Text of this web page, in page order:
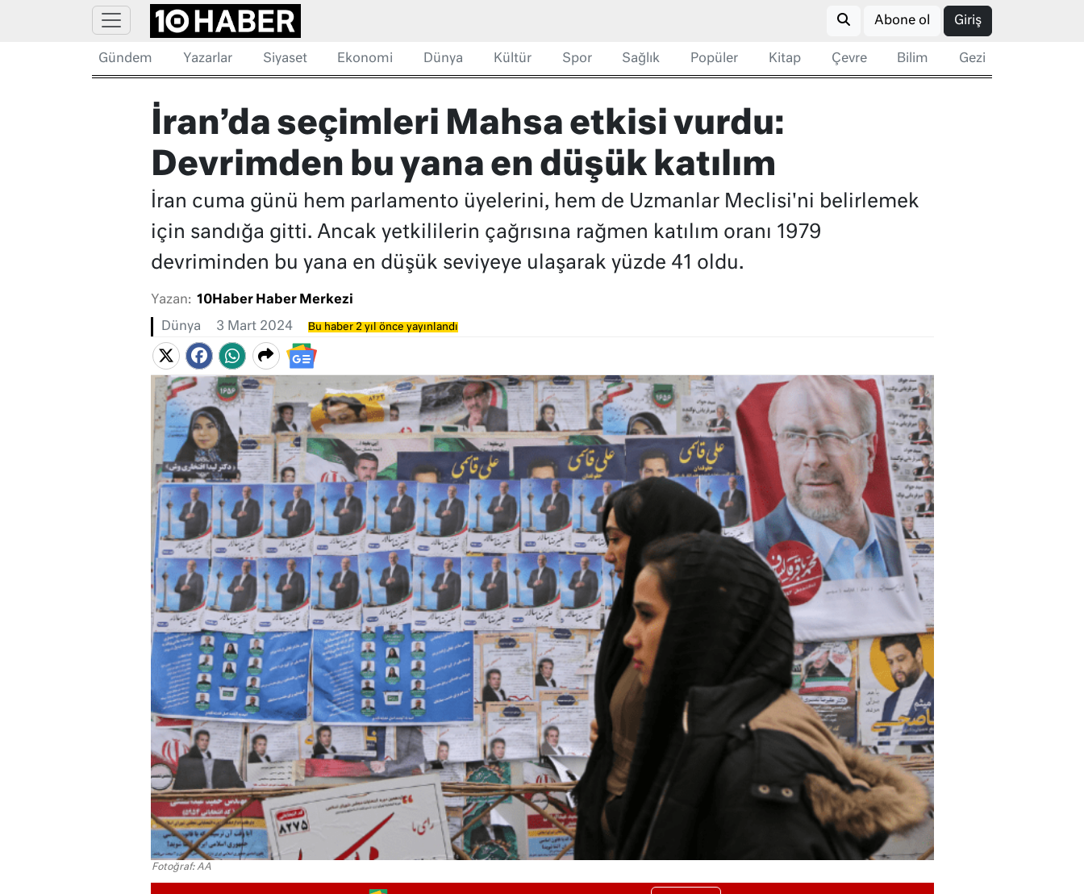
Abone ol Giriş
Gündem Yazarlar Siyaset Ekonomi Dünya Kültür Spor Sağlık Popüler Kitap Çevre Bilim Gezi
İran’da seçimleri Mahsa etkisi vurdu:
Devrimden bu yana en düşük katılım
İran cuma günü hem parlamento üyelerini, hem de Uzmanlar Meclisi'ni belirlemek
için sandığa gitti. Ancak yetkililerin çağrısına rağmen katılım oranı 1979
devriminden bu yana en düşük seviyeye ulaşarak yüzde 41 oldu.
Yazan: 10Haber Haber Merkezi
Dünya 3 Mart 2024 Bu haber 2 yıl önce yayınlandı
Fotoğraf: AA